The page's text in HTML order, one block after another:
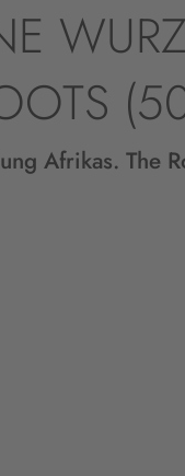
Afrikas. The